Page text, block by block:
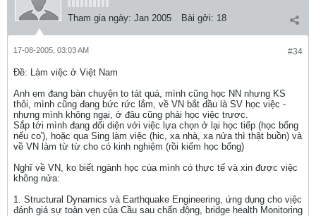
Tham gia ngày: Jan 2005 Bài gởi: 18
#34
17-08-2005, 03:03 AM
Ðề: Làm việc ở Việt Nam
Anh em đang bàn chuyện to tát quá, mình cũng học NN nhưng KS
thôi, mình cũng đang bức rức lắm, về VN bắt đầu là SV học việc -
nhưng mình không ngại, ở đâu cũng phải học việc trươc.
Sắp tới mình đang đối diện với việc lựa chọn ở lại học tiếp (học bổng
nếu co'), hoặc qua Sing làm việc (hic, xa nhà, xa nửa thì thật buồn) và
về VN làm từ từ cho có kinh nghiệm (rồi kiếm học bổng)
Nghĩ về VN, ko biết ngành học cùa mình có thực tế và xin được việc
không nửa:
1. Structural Dynamics và Earthquake Engineering, ứng dụng cho vịệc
đánh giá sự toàn vẹn của Cầu sau chấn động, bridge health Monitoring